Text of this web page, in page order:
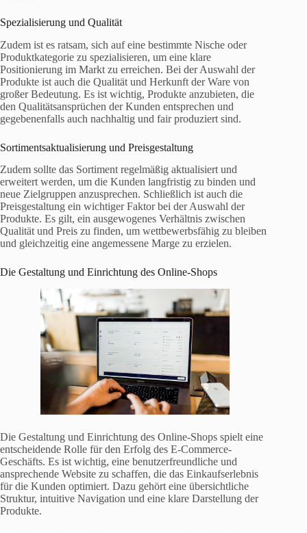
Spezialisierung und Qualität
Zudem ist es ratsam, sich auf eine bestimmte Nische oder
Produktkategorie zu spezialisieren, um eine klare
Positionierung im Markt zu erreichen. Bei der Auswahl der
Produkte ist auch die Qualität und Herkunft der Ware von
großer Bedeutung. Es ist wichtig, Produkte anzubieten, die
den Qualitätsansprüchen der Kunden entsprechen und
gegebenenfalls auch nachhaltig und fair produziert sind.
Sortimentsaktualisierung und Preisgestaltung
Zudem sollte das Sortiment regelmäßig aktualisiert und
erweitert werden, um die Kunden langfristig zu binden und
neue Zielgruppen anzusprechen. Schließlich ist auch die
Preisgestaltung ein wichtiger Faktor bei der Auswahl der
Produkte. Es gilt, ein ausgewogenes Verhältnis zwischen
Qualität und Preis zu finden, um wettbewerbsfähig zu bleiben
und gleichzeitig eine angemessene Marge zu erzielen.
Die Gestaltung und Einrichtung des Online-Shops
Die Gestaltung und Einrichtung des Online-Shops spielt eine
entscheidende Rolle für den Erfolg des E-Commerce-
Geschäfts. Es ist wichtig, eine benutzerfreundliche und
ansprechende Website zu schaffen, die das Einkaufserlebnis
für die Kunden optimiert. Dazu gehört eine übersichtliche
Struktur, intuitive Navigation und eine klare Darstellung der
Produkte.